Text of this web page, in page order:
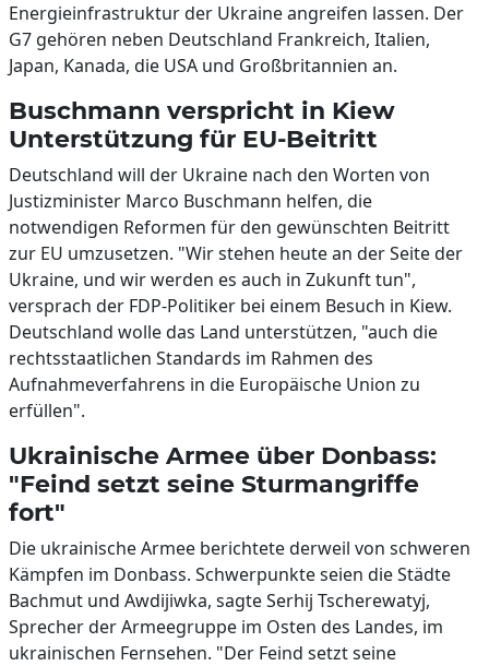
Energieinfrastruktur der Ukraine angreifen lassen. Der
G7 gehören neben Deutschland Frankreich, Italien,
Japan, Kanada, die USA und Großbritannien an.
Buschmann verspricht in Kiew
Unterstützung für EU-Beitritt
Deutschland will der Ukraine nach den Worten von
Justizminister Marco Buschmann helfen, die
notwendigen Reformen für den gewünschten Beitritt
zur EU umzusetzen. "Wir stehen heute an der Seite der
Ukraine, und wir werden es auch in Zukunft tun",
versprach der FDP-Politiker bei einem Besuch in Kiew.
Deutschland wolle das Land unterstützen, "auch die
rechtsstaatlichen Standards im Rahmen des
Aufnahmeverfahrens in die Europäische Union zu
erfüllen".
Ukrainische Armee über Donbass:
"Feind setzt seine Sturmangriffe
fort"
Die ukrainische Armee berichtete derweil von schweren
Kämpfen im Donbass. Schwerpunkte seien die Städte
Bachmut und Awdijiwka, sagte Serhij Tscherewatyj,
Sprecher der Armeegruppe im Osten des Landes, im
ukrainischen Fernsehen. "Der Feind setzt seine